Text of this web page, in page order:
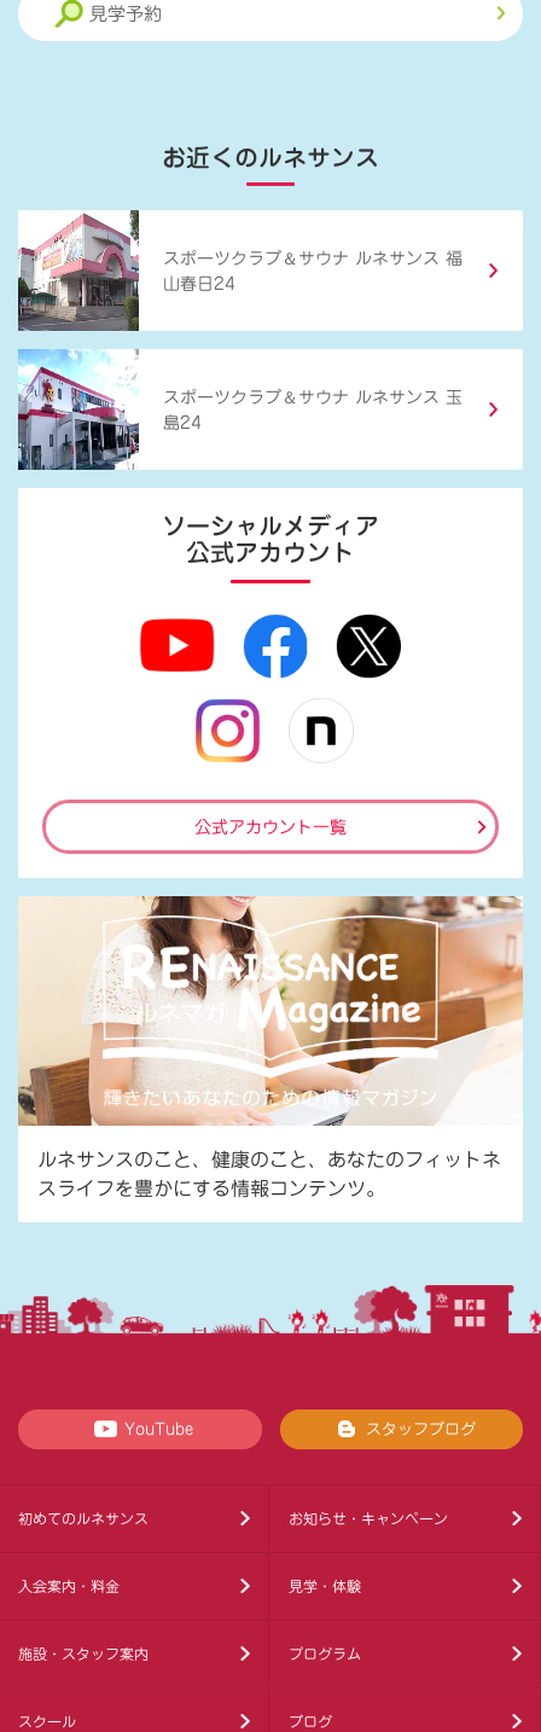
見学予約
お近くのルネサンス
スポーツクラブ ＆ サウナ ルネサンス 福
山春日24
スポーツクラブ ＆ サウナ ルネサンス 玉
島24
ソーシャルメディア
公式アカウント
公式アカウント一覧
ルネサンスのこと、健康のこと、あなたのフィットネ
スライフを豊かにする情報コンテンツ。
YouTube スタッフブログ
初めてのルネサンス お知らせ・キャンペーン
入会案内・料金 見学・体験
施設・スタッフ案内 プログラム
スクール ブログ